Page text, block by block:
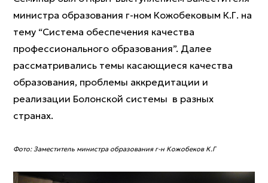
министра образования г-ном Кожобековым К.Г. на
тему “Система обеспечения качества
профессионального образования”. Далее
рассматривались темы касающиеся качества
образования, проблемы аккредитации и
реализации Болонской системы в разных
странах.
Фото: Заместитель министра образования г-н Кожобеков К.Г